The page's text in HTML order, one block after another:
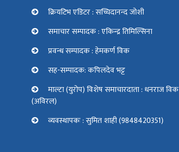
क्रियटिभ एडिटर : सच्चिदानन्द जोशी
समाचार सम्पादक : एकिन्द्र तिमिल्सिना
प्रवन्ध सम्पादक : हेमकर्ण विक
सह-सम्पादक: कपिलदेव भट्ट
माल्टा (युरोप) विशेष समाचारदाता : धनराज विक
(अविरल)
व्यवस्थापकः : सुमित शाही (9848420351)